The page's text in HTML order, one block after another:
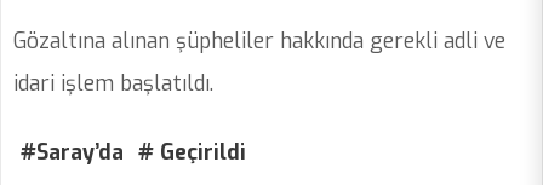
Gözaltına alınan şüpheliler hakkında gerekli adli ve
idari işlem başlatıldı.
#Saray’da # Geçirildi